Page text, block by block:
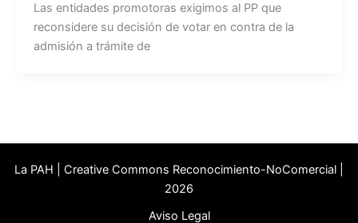
Las entidades promotoras exigimos al PP que
reconsidere su decisión de votar en contra de la
admisión a trámite de
La PAH | Creative Commons Reconocimiento-NoComercial |
2026
Aviso Legal